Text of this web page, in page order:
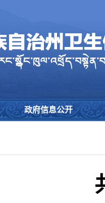
政府信息公开